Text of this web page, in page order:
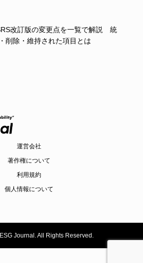
改訂版の変更点を一覧で解説 統
削除・維持された項目とは
運営会社
著作権について
利用規約
個人情報について
Journal. All Rights Reserved.